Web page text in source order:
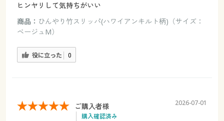
ヒンヤリして気持ちがいい
商品： ひんやり竹スリッパ(ハワイアンキルト柄)（サイズ：
ベージュM）
役に立った 0
ご購入者様
購入確認済み
2026-07-01